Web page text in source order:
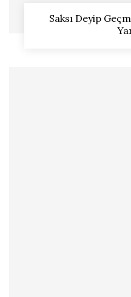
Saksı Deyip